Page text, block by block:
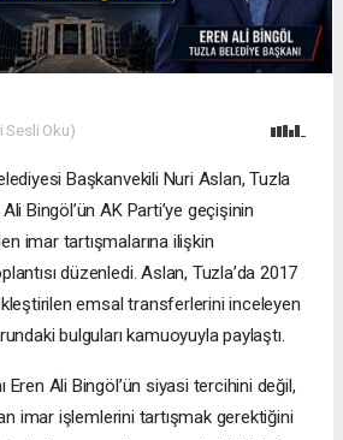
Sesli Oku)
Başkanvekili Nuri Aslan, Tuzla
Bingöl’ün AK Parti’ye geçişinin
imar tartışmalarına ilişkin
düzenledi. Aslan, Tuzla’da 2017
emsal transferlerini inceleyen
bulguları kamuoyuyla paylaştı.
Eren Ali Bingöl’ün siyasi tercihini değil,
imar işlemlerini tartışmak gerektiğini